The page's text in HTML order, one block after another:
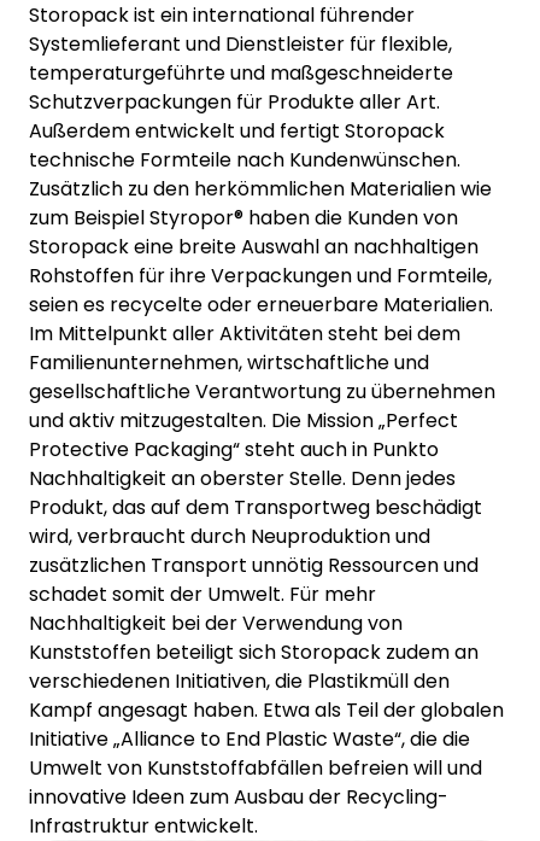
Storopack ist ein international führender
Systemlieferant und Dienstleister für flexible,
temperaturgeführte und maßgeschneiderte
Schutzverpackungen für Produkte aller Art.
Außerdem entwickelt und fertigt Storopack
technische Formteile nach Kundenwünschen.
Zusätzlich zu den herkömmlichen Materialien wie
zum Beispiel Styropor® haben die Kunden von
Storopack eine breite Auswahl an nachhaltigen
Rohstoffen für ihre Verpackungen und Formteile,
seien es recycelte oder erneuerbare Materialien.
Im Mittelpunkt aller Aktivitäten steht bei dem
Familienunternehmen, wirtschaftliche und
gesellschaftliche Verantwortung zu übernehmen
und aktiv mitzugestalten. Die Mission „Perfect
Protective Packaging“ steht auch in Punkto
Nachhaltigkeit an oberster Stelle. Denn jedes
Produkt, das auf dem Transportweg beschädigt
wird, verbraucht durch Neuproduktion und
zusätzlichen Transport unnötig Ressourcen und
schadet somit der Umwelt. Für mehr
Nachhaltigkeit bei der Verwendung von
Kunststoffen beteiligt sich Storopack zudem an
verschiedenen Initiativen, die Plastikmüll den
Kampf angesagt haben. Etwa als Teil der globalen
Initiative „Alliance to End Plastic Waste“, die die
Umwelt von Kunststoffabfällen befreien will und
innovative Ideen zum Ausbau der Recycling-
Infrastruktur entwickelt.